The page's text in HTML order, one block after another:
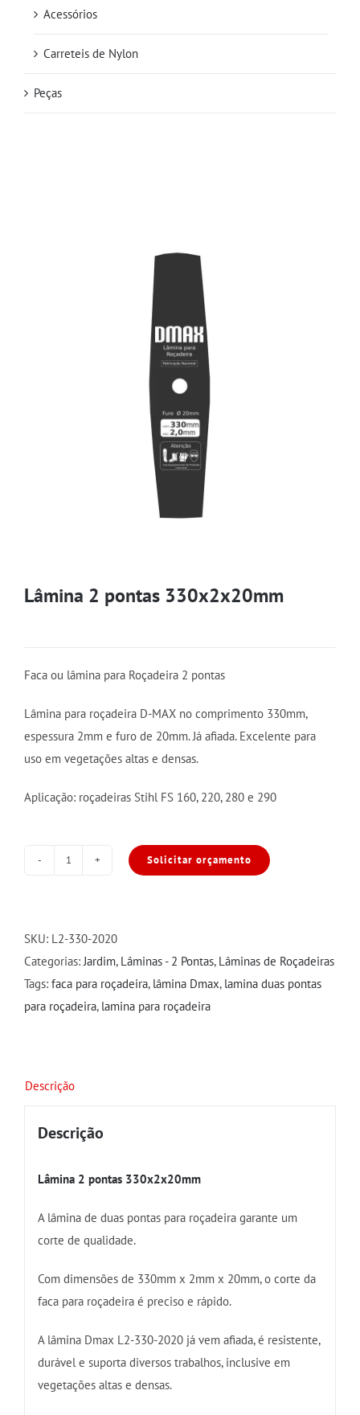
Lâmina 2 pontas 330x2x20mm
Faca ou lâmina para Roçadeira 2 pontas
Lâmina para roçadeira D-MAX no comprimento 330mm,
espessura 2mm e furo de 20mm. Já afiada. Excelente para
uso em vegetações altas e densas.
Aplicação: roçadeiras Stihl FS 160, 220, 280 e 290
330x2x20mm
quantidade
Solicitar orçamento
SKU: L2-330-2020
Categorias: Jardim, Lâminas - 2 Pontas, Lâminas de Roçadeiras
Tags: faca para roçadeira, lâmina Dmax, lamina duas pontas
para roçadeira, lamina para roçadeira
Descrição
Descrição
Lâmina 2 pontas 330x2x20mm
A lâmina de duas pontas para roçadeira garante um
corte de qualidade.
Com dimensões de 330mm x 2mm x 20mm, o corte da
faca para roçadeira é preciso e rápido.
A lâmina Dmax L2-330-2020 já vem afiada, é resistente,
durável e suporta diversos trabalhos, inclusive em
vegetações altas e densas.
Acessórios
Carreteis de Nylon
Peças